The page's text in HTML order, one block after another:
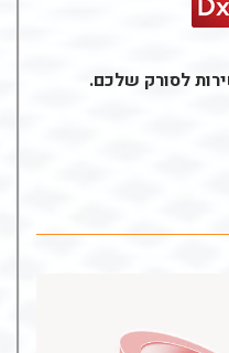
לסורק שלכם.